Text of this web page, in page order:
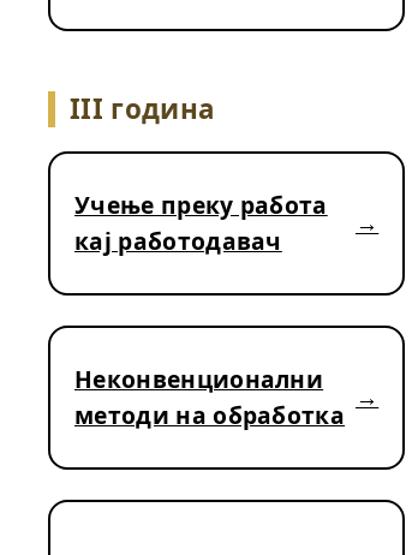
III година
Учење преку работа
кај работодавач
Неконвенционални
методи на обработка